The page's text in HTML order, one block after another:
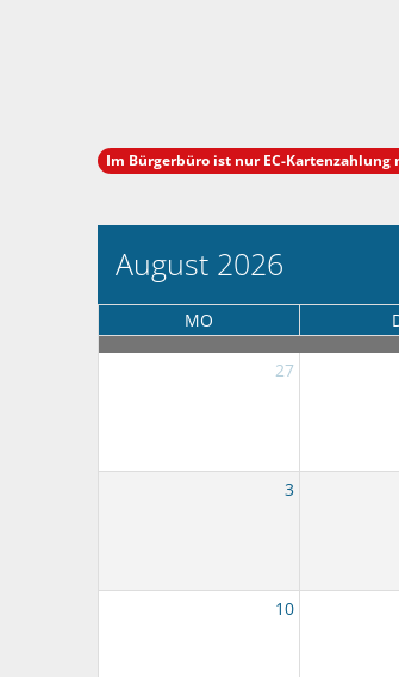
Im Bürgerbüro ist nur EC-Kartenzahlung
August 2026
MO
27
3
10